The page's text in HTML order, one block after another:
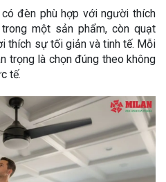
đèn phù hợp với người thích
một sản phẩm, còn quạt
thích sự tối giản và tinh tế. Mỗi
trọng là chọn đúng theo không
tế.